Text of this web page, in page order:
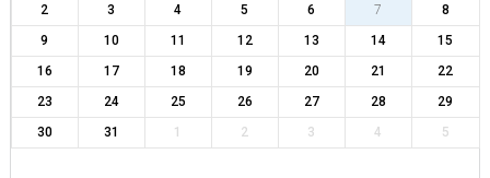
2
3 4 5 6 7
8
9
10 11 12 13 14
15
16
17 18 19 20 21
22
23
24 25 26 27 28
29
30
31 1 2 3 4 5